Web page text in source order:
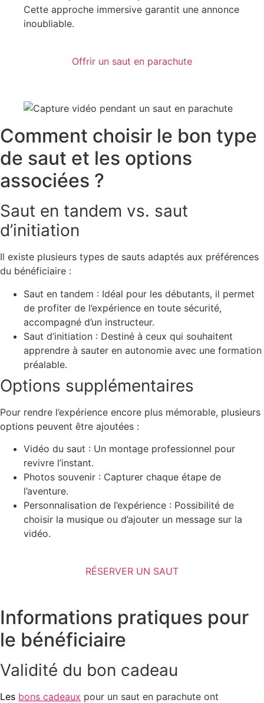
Cette approche immersive garantit une annonce
inoubliable.
Offrir un saut en parachute
Comment choisir le bon type
de saut et les options
associées ?
Saut en tandem vs. saut
d’initiation
Il existe plusieurs types de sauts adaptés aux préférences
du bénéficiaire :
Saut en tandem : Idéal pour les débutants, il permet
de profiter de l’expérience en toute sécurité,
accompagné d’un instructeur.
Saut d’initiation : Destiné à ceux qui souhaitent
apprendre à sauter en autonomie avec une formation
préalable.
Options supplémentaires
Pour rendre l’expérience encore plus mémorable, plusieurs
options peuvent être ajoutées :
Vidéo du saut : Un montage professionnel pour
revivre l’instant.
Photos souvenir : Capturer chaque étape de
l’aventure.
Personnalisation de l’expérience : Possibilité de
choisir la musique ou d’ajouter un message sur la
vidéo.
RÉSERVER UN SAUT
Informations pratiques pour
le bénéficiaire
Validité du bon cadeau
Les bons cadeaux pour un saut en parachute ont